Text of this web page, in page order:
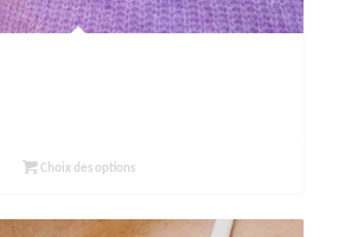
Choix des options